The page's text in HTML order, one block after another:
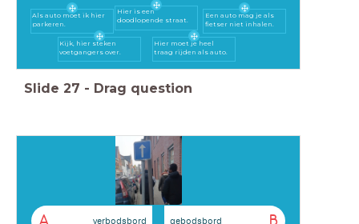
Hier moet je heel
traag rijden als auto.
Een auto mag je als
fietser niet inhalen.
Als auto moet ik hier
parkeren.
Kijk, hier steken
voetgangers over.
Hier is een
doodlopende straat.
Slide 27 - Drag question
verbodsbord gebodsbord